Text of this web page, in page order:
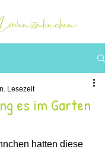
es im Garten
Lesezeit
hatten diese